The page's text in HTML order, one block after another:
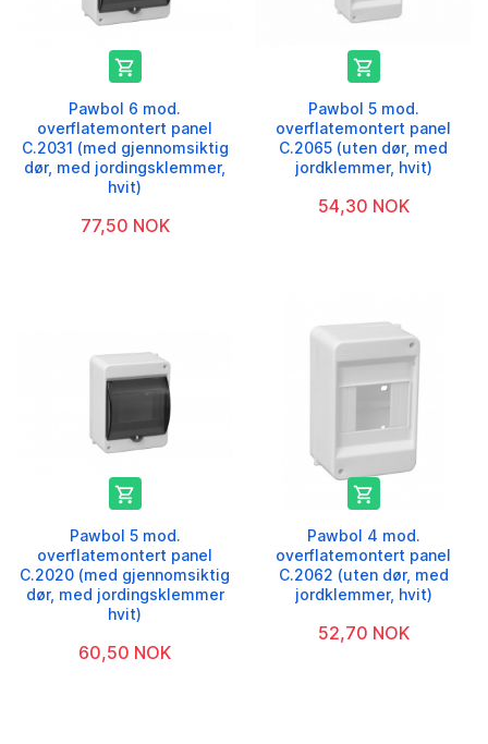

Pawbol 6 mod.
overflatemontert panel
C.2031 (med gjennomsiktig
dør, med jordingsklemmer,
hvit)
77,50 NOK

Pawbol 5 mod.
overflatemontert panel
C.2065 (uten dør, med
jordklemmer, hvit)
54,30 NOK

Pawbol 5 mod.
overflatemontert panel
C.2020 (med gjennomsiktig
dør, med jordingsklemmer
hvit)
60,50 NOK

Pawbol 4 mod.
overflatemontert panel
C.2062 (uten dør, med
jordklemmer, hvit)
52,70 NOK